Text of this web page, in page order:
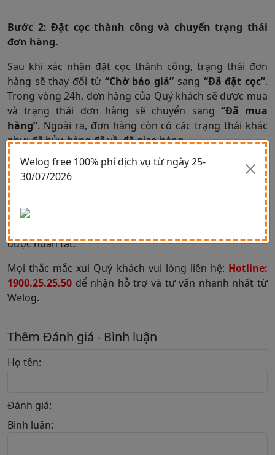
Bước 2: Đặt cọc thành công và chuyển trạng thái
đơn hàng.
Sau khi xác nhận đặt cọc thành công, trạng thái đơn
hàng sẽ thay đổi từ “Chờ báo giá” sang “Đã đặt cọc”.
Trong vòng 24h, đơn hàng của Quý khách sẽ được mua
và trạng thái đơn hàng sẽ chuyển sang “Đã mua
hàng”. Ngoài ra, đơn hàng còn có các trạng thái khác
như: đã hủy, hàng đã về, đã giao hàng,...
Bước 3: Hoàn tất quá trình đặt cọc.
Như vậy là đơn hàng của Quý khách đã được mua
thành công và chỉ cần đợi hàng được vận chuyển về Việt
Nam sau đó thanh toán nốt giá trị đơn hàng là quy trình
được hoàn tất.
Mọi thắc mắc xui Quý khách vui lòng liên hệ: Hotline:
1900.25.25.50 để nhận hỗ trợ và tư vấn nhanh nhất từ
Welog.
Thêm Đánh giá - Bình luận
Họ tên:
Đánh giá:
Bình luận:
Welog free 100% phí dịch vụ từ ngày 25-
30/07/2026